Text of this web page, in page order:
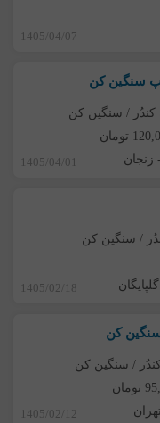
1405/04/07
سنگین کن
کندُر / سنگین کن
تومان
- زنجان 1405/04/01
/ سنگین کن
گلپایگان 1405/02/18
کن
/ سنگین کن
1405/02/12